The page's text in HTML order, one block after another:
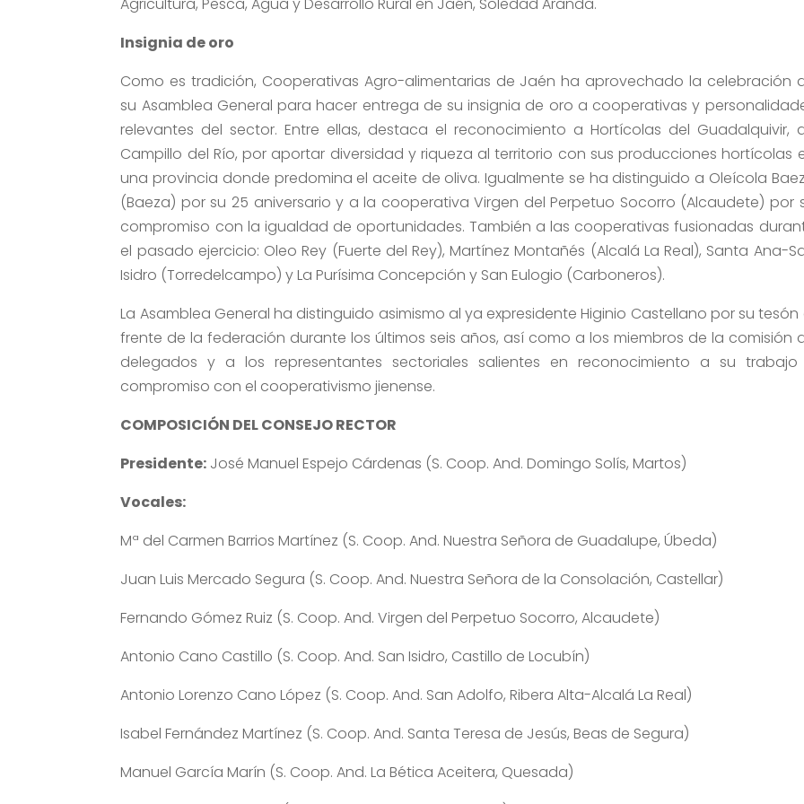
Agricultura, Pesca, Agua y Desarrollo Rural en Jaén, Soledad Aranda.
Insignia de oro
Como es tradición, Cooperativas Agro-alimentarias de Jaén ha aprovechado la celebración
su Asamblea General para hacer entrega de su insignia de oro a cooperativas y
relevantes del sector. Entre ellas, destaca el reconocimiento a Hortícolas del Guadalquivir,
Campillo del Río, por aportar diversidad y riqueza al territorio con sus producciones hortícolas
una provincia donde predomina el aceite de oliva. Igualmente se ha distinguido a Oleícola
(Baeza) por su 25 aniversario y a la cooperativa Virgen del Perpetuo Socorro (Alcaudete) por
compromiso con la igualdad de oportunidades. También a las cooperativas fusionadas
el pasado ejercicio: Oleo Rey (Fuerte del Rey), Martínez Montañés (Alcalá La Real), Santa Ana-
Isidro (Torredelcampo) y La Purísima Concepción y San Eulogio (Carboneros).
La Asamblea General ha distinguido asimismo al ya expresidente Higinio Castellano por su tesón
frente de la federación durante los últimos seis años, así como a los miembros de la comisión
delegados y a los representantes sectoriales salientes en reconocimiento a su
compromiso con el cooperativismo jienense.
COMPOSICIÓN DEL CONSEJO RECTOR
Presidente: José Manuel Espejo Cárdenas (S. Coop. And. Domingo Solís, Martos)
Vocales:
Mª del Carmen Barrios Martínez (S. Coop. And. Nuestra Señora de Guadalupe, Úbeda)
Juan Luis Mercado Segura (S. Coop. And. Nuestra Señora de la Consolación, Castellar)
Fernando Gómez Ruiz (S. Coop. And. Virgen del Perpetuo Socorro, Alcaudete)
Antonio Cano Castillo (S. Coop. And. San Isidro, Castillo de Locubín)
Antonio Lorenzo Cano López (S. Coop. And. San Adolfo, Ribera Alta-Alcalá La Real)
Isabel Fernández Martínez (S. Coop. And. Santa Teresa de Jesús, Beas de Segura)
Manuel García Marín (S. Coop. And. La Bética Aceitera, Quesada)